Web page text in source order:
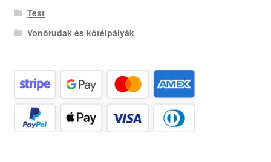
Test
Vonórudak és kötélpályák